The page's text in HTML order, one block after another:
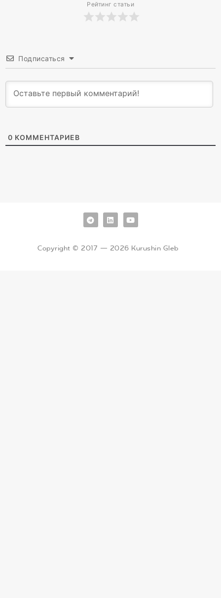
Рейтинг статьи
Подписаться
0 КОММЕНТАРИЕВ
Copyright © 2017 — 2026 Kurushin Gleb